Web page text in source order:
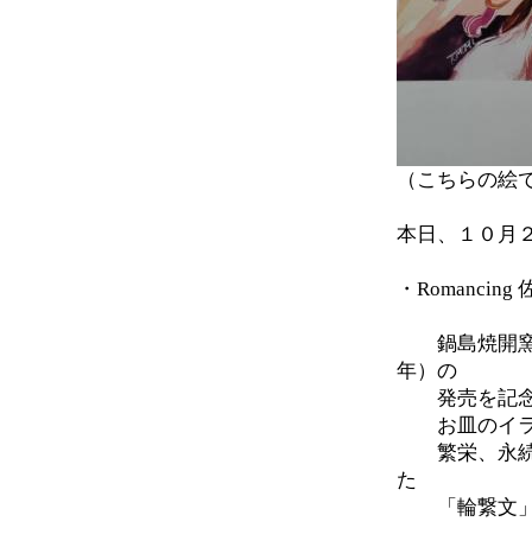
（こちらの
本日、１０月
・
鍋島焼開窯
年）の
発売を記念
お皿のイラ
繁栄、永続
た
「輪繋文」